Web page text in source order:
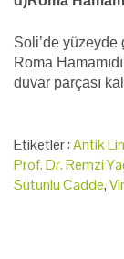
Soli’de yüzeyde
Roma
duvar parçası
Etiketler :Antik
Prof. Dr. Remzi
Sütunlu Cadde,